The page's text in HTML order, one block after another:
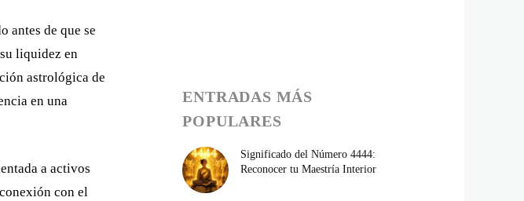
antes de que se
liquidez en
astrológica de
en una
a activos
con el
ENTRADAS MÁS
POPULARES
Significado del Número 4444:
Reconocer tu Maestría Interior